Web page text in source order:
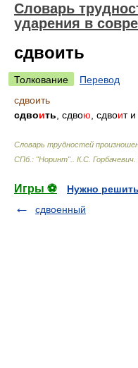
Словарь
ударения в
сдвоить
Толкование
Перевод
сдвоить
сдвоить , сдвою , сдвоит и
Словарь трудностей
СПб.: "Норинт".
К.С. Горбачевич
Игры ⚽
Нужно
сдвоенный